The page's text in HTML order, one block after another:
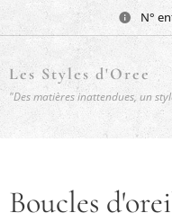
N°
Les Styles d'Oree
"Des matières inattendues, un
Boucles